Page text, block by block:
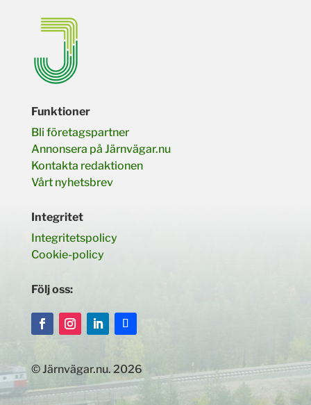
Funktioner
Bli företagspartner
Annonsera på Järnvägar.nu
Kontakta redaktionen
Vårt nyhetsbrev
Integritet
Integritetspolicy
Cookie-policy
Följ oss:
© Järnvägar.nu. 2026